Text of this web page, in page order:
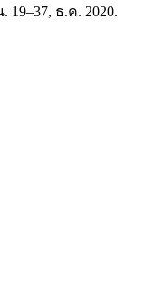
19–37, ธ.ค. 2020.